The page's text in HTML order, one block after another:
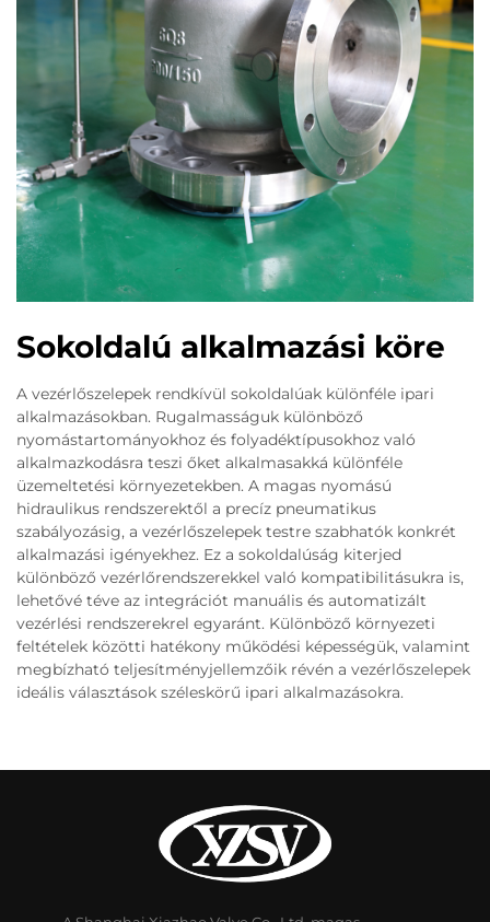
Sokoldalú alkalmazási köre
A vezérlőszelepek rendkívül sokoldalúak különféle ipari
alkalmazásokban. Rugalmasságuk különböző
nyomástartományokhoz és folyadéktípusokhoz való
alkalmazkodásra teszi őket alkalmasakká különféle
üzemeltetési környezetekben. A magas nyomású
hidraulikus rendszerektől a precíz pneumatikus
szabályozásig, a vezérlőszelepek testre szabhatók konkrét
alkalmazási igényekhez. Ez a sokoldalúság kiterjed
különböző vezérlőrendszerekkel való kompatibilitásukra is,
lehetővé téve az integrációt manuális és automatizált
vezérlési rendszerekrel egyaránt. Különböző környezeti
feltételek közötti hatékony működési képességük, valamint
megbízható teljesítményjellemzőik révén a vezérlőszelepek
ideális választások széleskörű ipari alkalmazásokra.